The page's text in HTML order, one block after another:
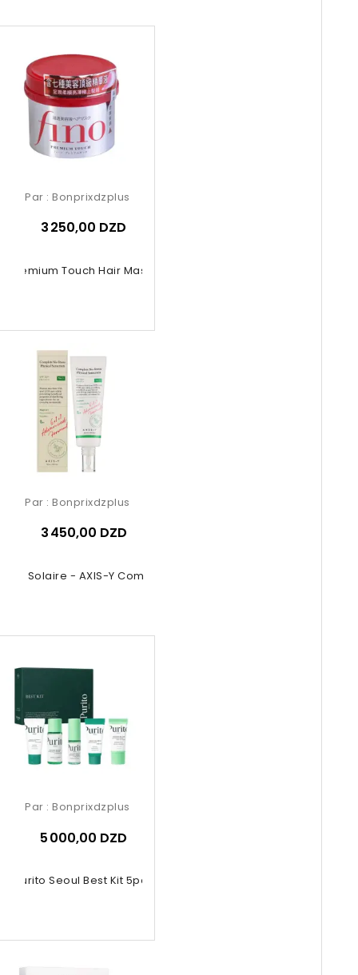
Premium Touch Hair Mask 230g
Par : Bonprixdzplus
3 250,00 DZD
Solaire - AXIS-Y Complete...
Par : Bonprixdzplus
3 450,00 DZD
Purito Seoul Best Kit 5pcs
Par : Bonprixdzplus
5 000,00 DZD